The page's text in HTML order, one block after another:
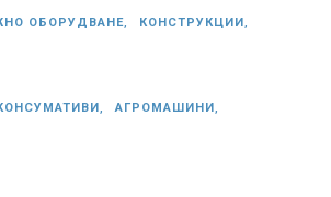
ОБОРУДВАНЕ, КОНСТРУКЦИИ,
АГРОМАШИНИ,